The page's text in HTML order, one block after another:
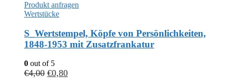
Produkt anfragen
Wertstücke
S_Wertstempel, Köpfe von Persönlichkeiten,
1848-1953 mit Zusatzfrankatur
0 out of 5
€4,00 €0,80